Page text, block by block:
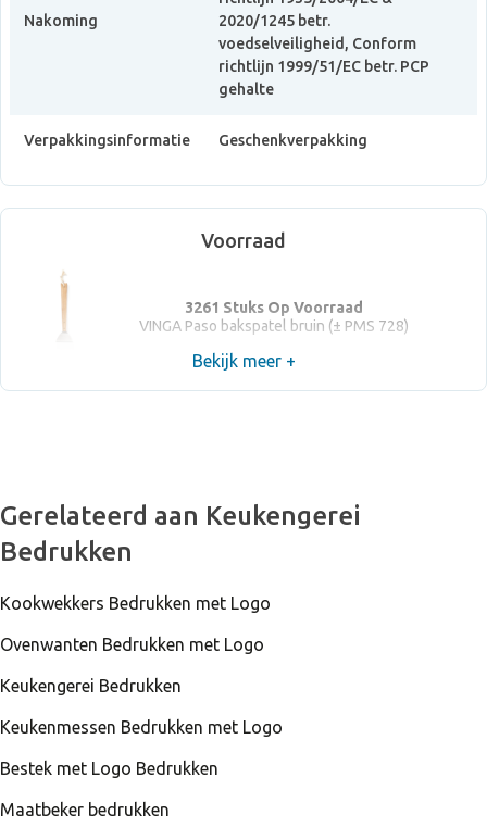
Nakoming
2020/1245 betr.
voedselveiligheid, Conform
richtlijn 1999/51/EC betr. PCP
gehalte
Verpakkingsinformatie Geschenkverpakking
Voorraad
3261 Stuks Op Voorraad
VINGA Paso bakspatel bruin (± PMS 728)
Bekijk meer +
Gerelateerd aan Keukengerei
Bedrukken
Kookwekkers Bedrukken met Logo
Ovenwanten Bedrukken met Logo
Keukengerei Bedrukken
Keukenmessen Bedrukken met Logo
Bestek met Logo Bedrukken
Maatbeker bedrukken